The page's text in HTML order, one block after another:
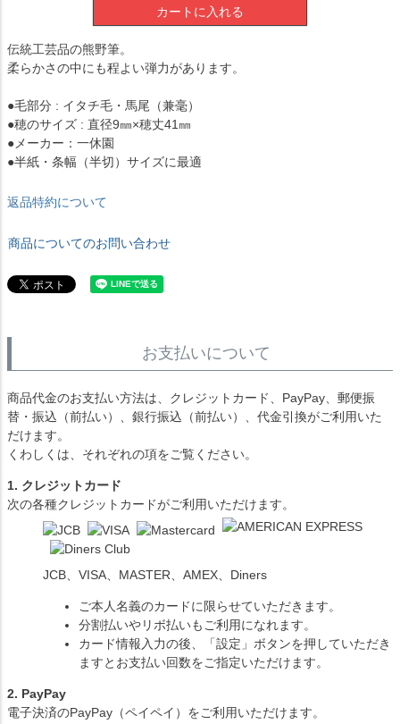
カートに入れる
伝統工芸品の熊野筆。
柔らかさの中にも程よい弾力があります。
●毛部分 : イタチ毛・馬尾（兼毫）
●穂のサイズ : 直径9㎜×穂丈41㎜
●メーカー：一休園
●半紙・条幅（半切）サイズに最適
返品特約について
商品についてのお問い合わせ
お支払いについて
商品代金のお支払い方法は、クレジットカード、PayPay、郵便振
替・振込（前払い）、銀行振込（前払い）、代金引換がご利用いた
だけます。
くわしくは、それぞれの項をご覧ください。
1. クレジットカード
次の各種クレジットカードがご利用いただけます。
JCB、VISA、MASTER、AMEX、Diners
ご本人名義のカードに限らせていただきます。
分割払いやリボ払いもご利用になれます。
カード情報入力の後、「設定」ボタンを押していただき
ますとお支払い回数をご指定いただけます。
2. PayPay
電子決済のPayPay（ペイペイ）をご利用いただけます。